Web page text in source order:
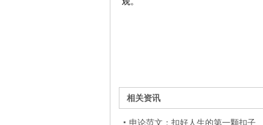
相关资讯
申论范文：扣好人生的第一颗扣子